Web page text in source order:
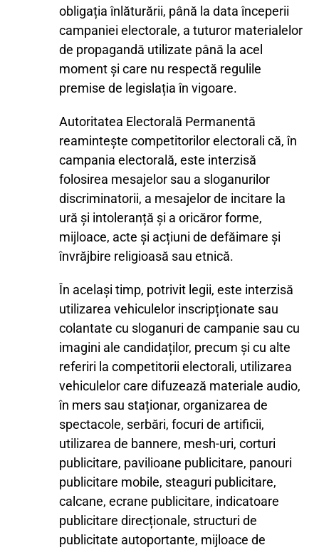
obligația înlăturării, până la data începerii
campaniei electorale, a tuturor materialelor
de propagandă utilizate până la acel
moment și care nu respectă regulile
premise de legislația în vigoare.
Autoritatea Electorală Permanentă
reamintește competitorilor electorali că, în
campania electorală, este interzisă
folosirea mesajelor sau a sloganurilor
discriminatorii, a mesajelor de incitare la
ură și intoleranță și a oricăror forme,
mijloace, acte și acțiuni de defăimare și
învrăjbire religioasă sau etnică.
În același timp, potrivit legii, este interzisă
utilizarea vehiculelor inscripționate sau
colantate cu sloganuri de campanie sau cu
imagini ale candidaților, precum şi cu alte
referiri la competitorii electorali, utilizarea
vehiculelor care difuzează materiale audio,
în mers sau staționar, organizarea de
spectacole, serbări, focuri de artificii,
utilizarea de bannere, mesh-uri, corturi
publicitare, pavilioane publicitare, panouri
publicitare mobile, steaguri publicitare,
calcane, ecrane publicitare, indicatoare
publicitare direcționale, structuri de
publicitate autoportante, mijloace de